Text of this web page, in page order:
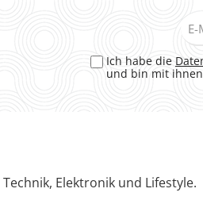
Ich habe die
und bin mit
Elektronik und Lifestyle.